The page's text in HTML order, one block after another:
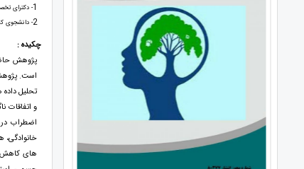
1- دکترای
2- دانشجوی
چکیده :
پژوهش
است.
تحلیل
و اتفاقات
اضطراب
خانوادگی،
های کاهش